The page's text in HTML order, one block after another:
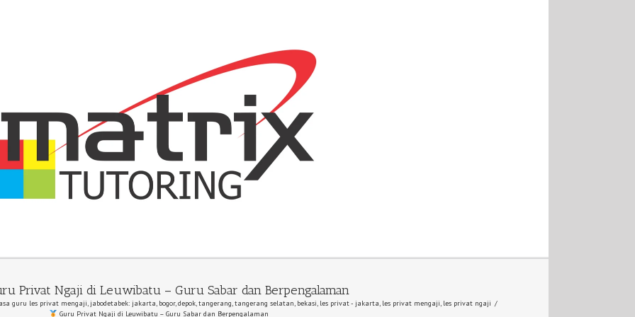
Privat Ngaji di Leuwibatu – Guru Sabar dan Berpengalaman
guru les privat mengaji, jabodetabek: jakarta, bogor, depok, tangerang, tangerang selatan, bekasi, les privat - jakarta, les privat mengaji, les privat ngaji /
Guru Privat Ngaji di Leuwibatu – Guru Sabar dan Berpengalaman